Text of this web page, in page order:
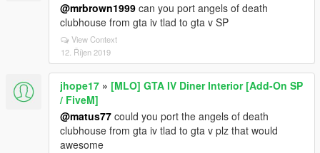
@mrbrown1999 can you port angels of death
clubhouse from gta iv tlad to gta v SP
View Context
12. Říjen 2019
jhope17 » [MLO] GTA IV Diner Interior [Add-On SP
/ FiveM]
@matus77 could you port the angels of death
clubhouse from gta iv tlad to gta v plz that would
awesome